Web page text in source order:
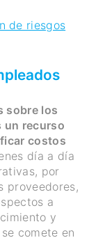
de riesgos
sobre los
un recurso
costos
día a día
por
proveedores,
a
y
comete en